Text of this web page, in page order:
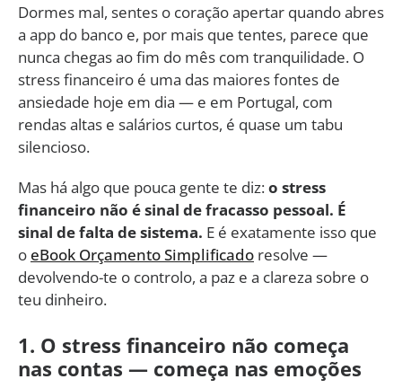
Dormes mal, sentes o coração apertar quando abres
a app do banco e, por mais que tentes, parece que
nunca chegas ao fim do mês com tranquilidade. O
stress financeiro é uma das maiores fontes de
ansiedade hoje em dia — e em Portugal, com
rendas altas e salários curtos, é quase um tabu
silencioso.
Mas há algo que pouca gente te diz:o stress
financeiro não é sinal de fracasso pessoal. É
sinal de falta de sistema. E é exatamente isso que
o eBook Orçamento Simplificado resolve —
devolvendo-te o controlo, a paz e a clareza sobre o
teu dinheiro.
1. O stress financeiro não começa
nas contas — começa nas emoções